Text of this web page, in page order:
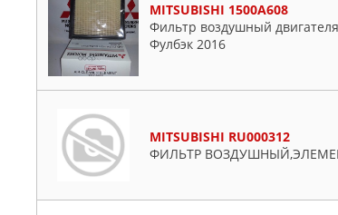
MITSUBISHI 1500A608
Фильтр воздушный
Фулбэк 2016
MITSUBISHI RU000312
ФИЛЬТР